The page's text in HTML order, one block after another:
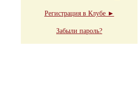
Регистрация в Клубе ►
Забыли пароль?